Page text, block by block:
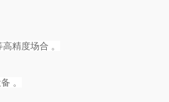
精度场合 。
。‌